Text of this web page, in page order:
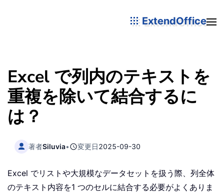
ExtendOffice
Excel で列内のテキストを
重複を除いて結合するに
は？
著者Siluvia• 変更日2025-09-30
Excel でリストや大規模なデータセットを扱う際、列全体
のテキスト内容を1 つのセルに結合する必要がよくありま